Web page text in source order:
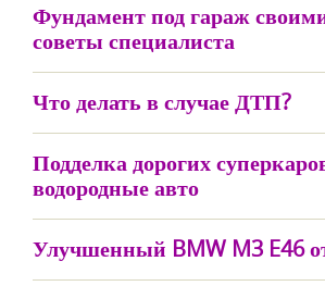
Фундамент под гараж
советы специалиста
Что делать в случае ДТП?
Подделка дорогих
водородные авто
Улучшенный BMW M3 E46